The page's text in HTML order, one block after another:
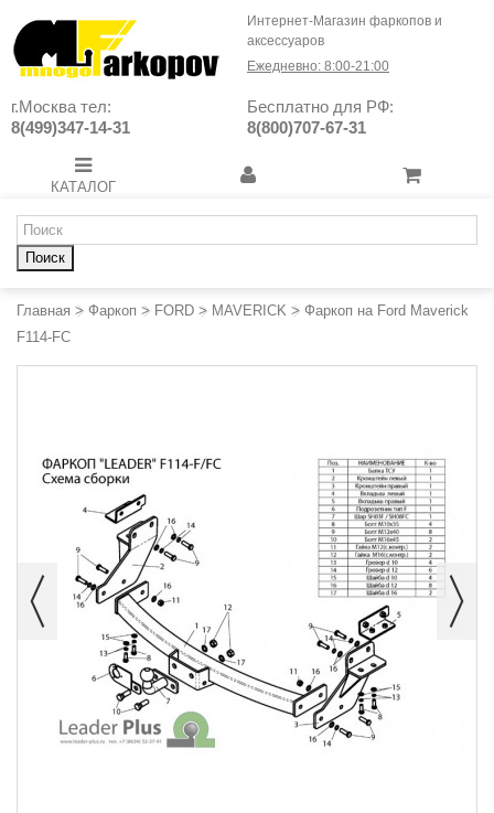
Интернет-Магазин фаркопов и
аксессуаров
Ежедневно: 8:00-21:00
г.Москва тел:
8(499)347-14-31
Бесплатно для РФ:
8(800)707-67-31
КАТАЛОГ
Поиск
Главная > Фаркоп > FORD > MAVERICK > Фаркоп на Ford Maverick
F114-FC